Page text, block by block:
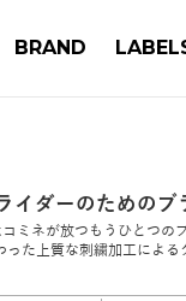
BRAND
イダーのためのブ
ミネが放つもうひとつ
た上質な刺繍加工による